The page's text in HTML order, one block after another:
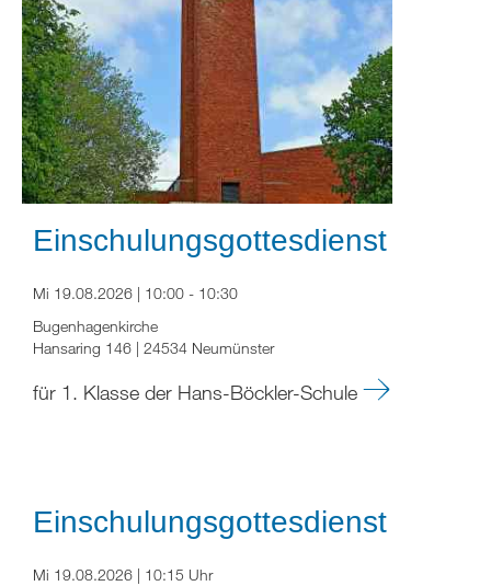
Einschulungsgottesdienst
Mi 19.08.2026 | 10:00 - 10:30
Bugenhagenkirche
Hansaring 146 | 24534 Neumünster
für 1. Klasse der Hans-Böckler-Schule
Einschulungsgottesdienst
Mi 19.08.2026 | 10:15 Uhr